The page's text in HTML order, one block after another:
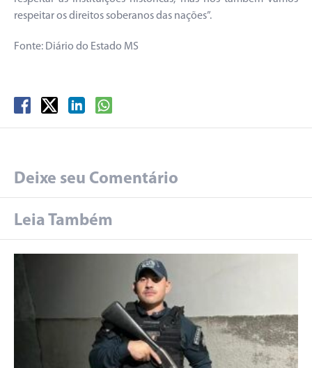
respeitar os direitos soberanos das nações”.
Fonte: Diário do Estado MS
Deixe seu Comentário
Leia Também